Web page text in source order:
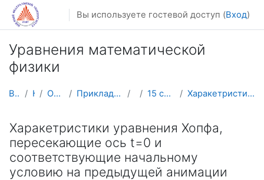
Перейти к основному содержанию
Вы используете гостевой доступ (Вход)
Уравнения математической
физики
В начало Курсы Осенний семестр Прикладная математика и информатика УМФ 15 сентября - 21 сентября Харакетристики уравнения Хопфа, пересекающие ось t...
Харакетристики уравнения Хопфа,
пересекающие ось t=0 и
соответствующие начальному
условию на предыдущей анимации